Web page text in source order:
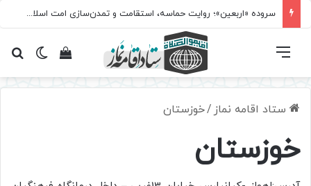
سروده‌ «اربعین»؛ روایت حماسه، استقامت و تمدن‌سازی امت اسلامی
تغییرمشاهده فهرست
ستاد اقامه نماز /خوزستان
خوزستان